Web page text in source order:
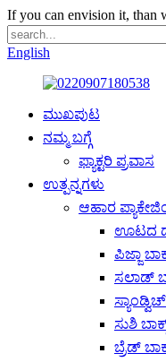
If you can envision it, than
English
ಮುಖಪುಟ
ನಮ್ಮ ಬಗ್ಗೆ
ಫ್ಯಾಕ್ಟರಿ ಪ್ರವಾಸ
ಉತ್ಪನ್ನಗಳು
ಆಹಾರ
ಊಟದ
ಪಿಜ್ಜಾ
ಸಲಾಡ್
ಸುಶಿ
ಬ್ರೆಡ್